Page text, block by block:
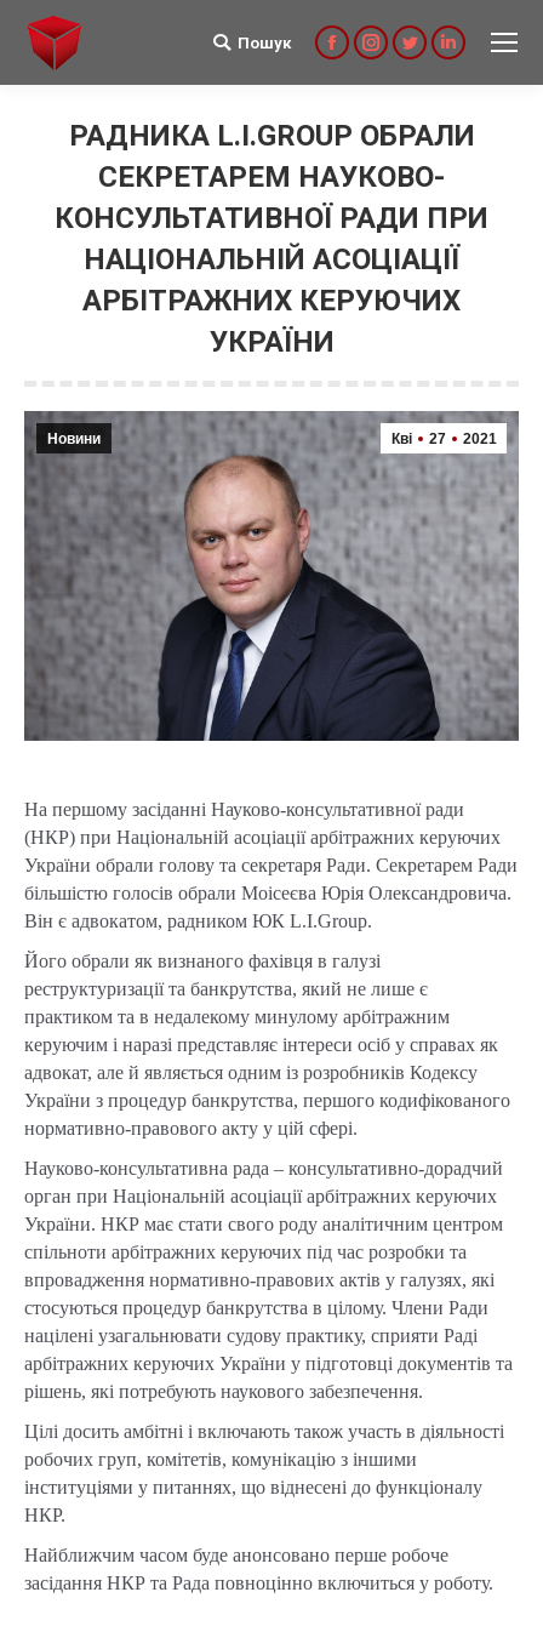
Search:
Пошук
FacebookInstagram
TwitterLinkedin
РАДНИКА L.I.GROUP ОБРАЛИ
СЕКРЕТАРЕМ НАУКОВО-
КОНСУЛЬТАТИВНОЇ РАДИ ПРИ
НАЦІОНАЛЬНІЙ АСОЦІАЦІЇ
АРБІТРАЖНИХ КЕРУЮЧИХ
УКРАЇНИ
Кві 27 2021
Новини
На першому засіданні Науково-консультативної ради
(НКР) при Національній асоціації арбітражних керуючих
України обрали голову та секретаря Ради. Секретарем Ради
більшістю голосів обрали Моісеєва Юрія Олександровича.
Він є адвокатом, радником ЮК L.I.Group.
Його обрали як визнаного фахівця в галузі
реструктуризації та банкрутства, який не лише є
практиком та в недалекому минулому арбітражним
керуючим і наразі представляє інтереси осіб у справах як
адвокат, але й являється одним із розробників Кодексу
України з процедур банкрутства, першого кодифікованого
нормативно-правового акту у цій сфері.
Науково-консультативна рада – консультативно-дорадчий
орган при Національній асоціації арбітражних керуючих
України. НКР має стати свого роду аналітичним центром
спільноти арбітражних керуючих під час розробки та
впровадження нормативно-правових актів у галузях, які
стосуються процедур банкрутства в цілому. Члени Ради
націлені узагальнювати судову практику, сприяти Раді
арбітражних керуючих України у підготовці документів та
рішень, які потребують наукового забезпечення.
Цілі досить амбітні і включають також участь в діяльності
робочих груп, комітетів, комунікацію з іншими
інституціями у питаннях, що віднесені до функціоналу
НКР.
Найближчим часом буде анонсовано перше робоче
засідання НКР та Рада повноцінно включиться у роботу.